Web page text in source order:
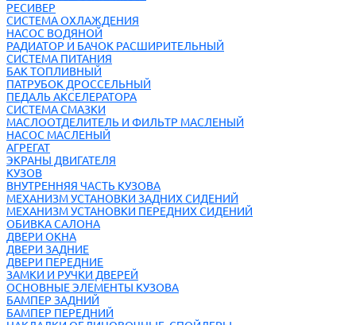
РЕСИВЕР
СИСТЕМА ОХЛАЖДЕНИЯ
НАСОС ВОДЯНОЙ
РАДИАТОР И БАЧОК РАСШИРИТЕЛЬНЫЙ
СИСТЕМА ПИТАНИЯ
БАК ТОПЛИВНЫЙ
ПАТРУБОК ДРОССЕЛЬНЫЙ
ПЕДАЛЬ АКСЕЛЕРАТОРА
СИСТЕМА СМАЗКИ
МАСЛООТДЕЛИТЕЛЬ И ФИЛЬТР МАСЛЕНЫЙ
НАСОС МАСЛЕНЫЙ
АГРЕГАТ
ЭКРАНЫ ДВИГАТЕЛЯ
КУЗОВ
ВНУТРЕННЯЯ ЧАСТЬ КУЗОВА
МЕХАНИЗМ УСТАНОВКИ ЗАДНИХ СИДЕНИЙ
МЕХАНИЗМ УСТАНОВКИ ПЕРЕДНИХ СИДЕНИЙ
ОБИВКА САЛОНА
ДВЕРИ ОКНА
ДВЕРИ ЗАДНИЕ
ДВЕРИ ПЕРЕДНИЕ
ЗАМКИ И РУЧКИ ДВЕРЕЙ
ОСНОВНЫЕ ЭЛЕМЕНТЫ КУЗОВА
БАМПЕР ЗАДНИЙ
БАМПЕР ПЕРЕДНИЙ